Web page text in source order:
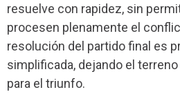
resuelve con rapidez, sin
procesen plenamente el
resolución del partido final es
simplificada, dejando el
para el triunfo.